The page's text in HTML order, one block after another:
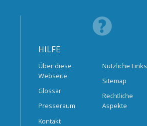
HILFE
Über diese
Webseite
Glossar
Presseraum
Kontakt
Nützliche Links
Sitemap
Rechtliche
Aspekte